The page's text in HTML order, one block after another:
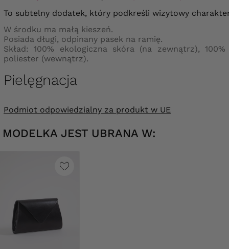
To subtelny dodatek, który podkreśli wizytowy
W środku ma małą kieszeń.
Posiada długi, odpinany pasek na ramię.
Skład: 100% ekologiczna skóra (na zewnątrz), 100%
poliester (wewnątrz).
Pielęgnacja
Podmiot odpowiedzialny za produkt w UE
MODELKA JEST UBRANA W: